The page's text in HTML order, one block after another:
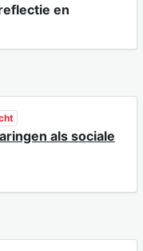
en
als sociale